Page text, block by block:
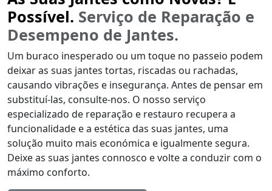
Possível. Serviço de Reparação e
Desempeno de Jantes.
Um buraco inesperado ou um toque no passeio podem
deixar as suas jantes tortas, riscadas ou rachadas,
causando vibrações e insegurança. Antes de pensar em
substituí-las, consulte-nos. O nosso serviço
especializado de reparação e restauro recupera a
funcionalidade e a estética das suas jantes, uma
solução muito mais económica e igualmente segura.
Deixe as suas jantes connosco e volte a conduzir com o
máximo conforto.